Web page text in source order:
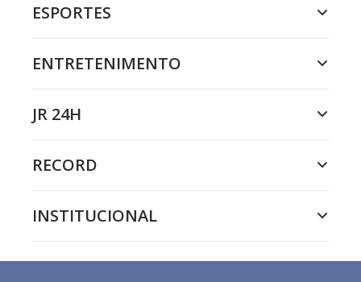
ESPORTES
ENTRETENIMENTO
JR 24H
RECORD
INSTITUCIONAL